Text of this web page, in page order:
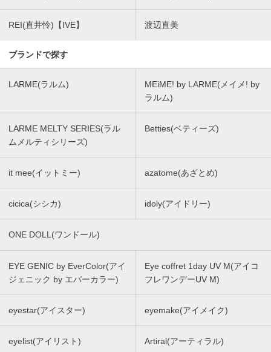
REI(直井怜)【IVE】 渡辺直美
ブランドで探す
LARME(ラルム)
MEiME! by LARME(メイメ! by
ラルム)
LARME MELTY SERIES(ラル
ムメルティシリーズ)
Betties(ベティーズ)
it mee(イットミー) azatome(あざとめ)
cicica(シシカ) idoly(アイドリー)
ONE DOLL(ワンドール)
EYE GENIC by EverColor(アイ
ジェニック by エバーカラー)
Eye coffret 1day UV M(アイコ
フレワンデーUV M)
eyestar(アイスター) eyemake(アイメイク)
eyelist(アイリスト) Artiral(アーティラル)